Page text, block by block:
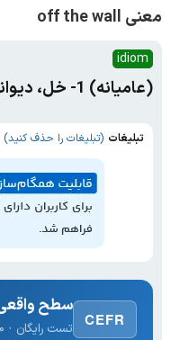
معنی off the wall
idiom
(عامیانه) 1- خل، دیوانه 2- غیرعادی، عجیب‌و‌غریب
تبلیغات (تبلیغات را حذف کنید)
CEFR
سطح واقعی
تست رایگان · ۳۰ سوال · نتیجه فوری